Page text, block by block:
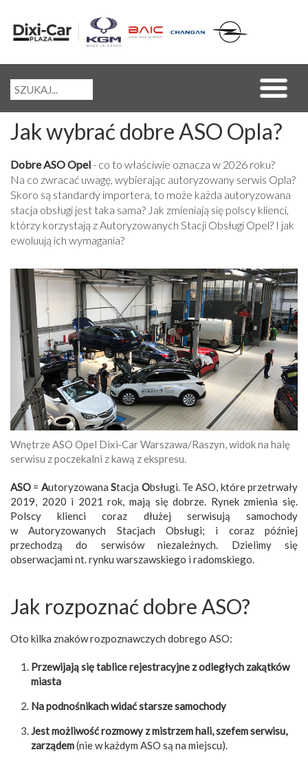
Jak wybrać dobre ASO Opla?
Dobre ASO Opel- co to właściwie oznacza w 2026 roku?
Na co zwracać uwagę, wybierając autoryzowany serwis Opla?
Skoro są standardy importera, to może każda autoryzowana
stacja obsługi jest taka sama? Jak zmieniają się polscy klienci,
którzy korzystają z Autoryzowanych Stacji Obsługi Opel? I jak
ewoluują ich wymagania?
Wnętrze ASO Opel Dixi‑Car Warszawa/Raszyn, widok na halę
serwisu z poczekalni z kawą z ekspresu.
ASO = AutoryzowanaStacja Obsługi. Te ASO, które przetrwały
2019, 2020 i 2021 rok, mają się dobrze. Rynek zmienia się.
Polscy klienci coraz dłużej serwisują samochody
w Autoryzowanych Stacjach Obsługi; i coraz później
przechodzą do serwisów niezależnych. Dzielimy się
obserwacjami nt. rynku warszawskiego i radomskiego.
Jak rozpoznać dobre ASO?
Oto kilka znaków rozpoznawczych dobrego ASO:
Przewijają się tablice rejestracyjne z odległych zakątków
miasta
Na podnośnikach widać starsze samochody
Jest możliwość rozmowy z mistrzem hali, szefem serwisu,
zarządem(nie w każdym ASO są na miejscu).